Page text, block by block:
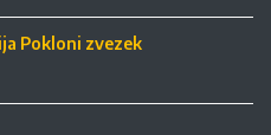
Pokloni zvezek